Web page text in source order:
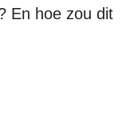
En hoe zou dit